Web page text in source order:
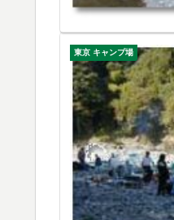
東京 キャンプ場